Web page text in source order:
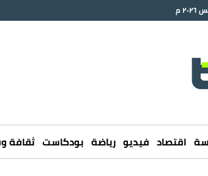
اقتصاد فيديو رياضة بودكاست ثقافة